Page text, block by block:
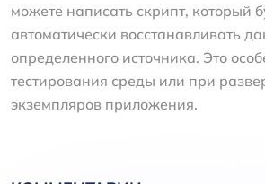
можете написать скрипт, который
автоматически восстанавливать
определенного источника. Это
тестирования среды или при
экземпляров приложения.